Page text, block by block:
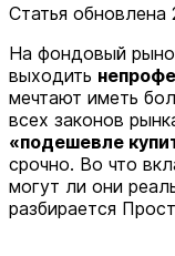
Статья обновлена
На фондовый
выходить
мечтают иметь
всех законов
«подешевле
срочно. Во что
могут ли они
разбирается